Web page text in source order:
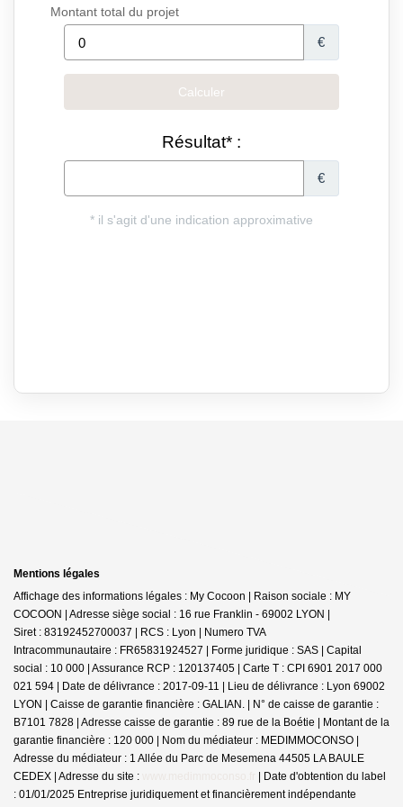
Mentions légales
Affichage des informations légales : My Cocoon | Raison sociale : MY
COCOON | Adresse siège social : 16 rue Franklin - 69002 LYON |
Siret : 83192452700037 | RCS : Lyon | Numero TVA
Intracommunautaire : FR65831924527 | Forme juridique : SAS | Capital
social : 10 000 | Assurance RCP : 120137405 | Carte T : CPI 6901 2017 000
021 594 | Date de délivrance : 2017-09-11 | Lieu de délivrance : Lyon 69002
LYON | Caisse de garantie financière : GALIAN. | N° de caisse de garantie :
B7101 7828 | Adresse caisse de garantie : 89 rue de la Boétie | Montant de la
garantie financière : 120 000 | Nom du médiateur : MEDIMMOCONSO |
Adresse du médiateur : 1 Allée du Parc de Mesemena 44505 LA BAULE
CEDEX | Adresse du site :
| Date d'obtention du label
: 01/01/2025 Entreprise juridiquement et financièrement indépendante